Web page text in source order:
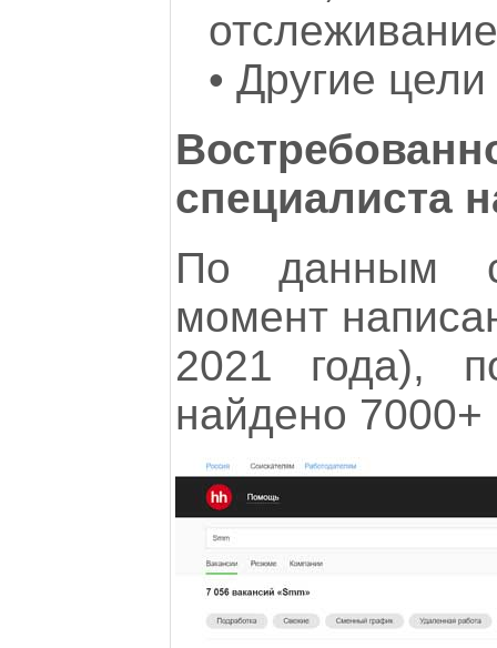
• Другие
специалиста
По данным
момент
2021 года),
найдено 7000+